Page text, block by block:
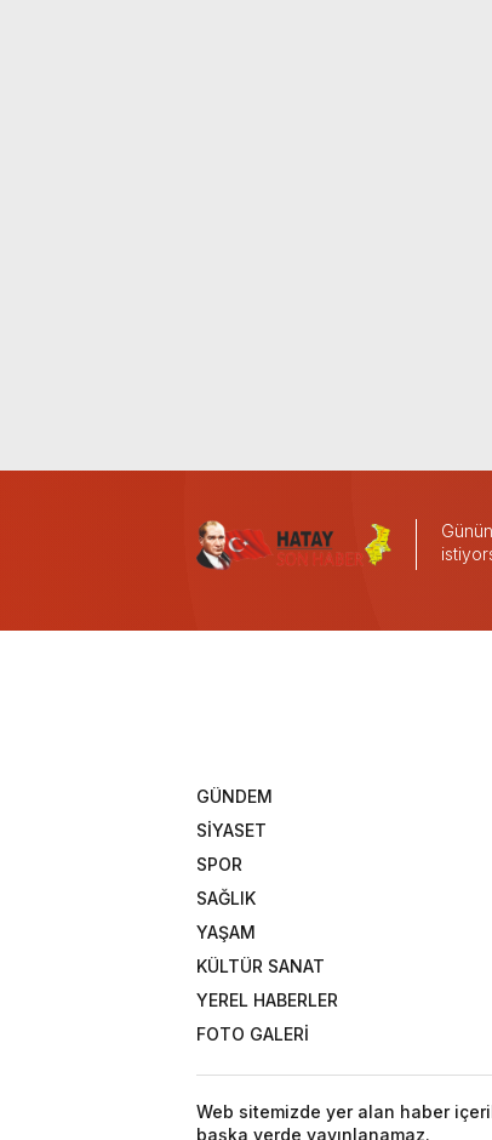
GÜNDEM
SİYASET
SPOR
SAĞLIK
YAŞAM
KÜLTÜR SANAT
YEREL HABERLER
FOTO GALERİ
Web sitemizde yer alan haber
başka yerde yayınlanamaz.